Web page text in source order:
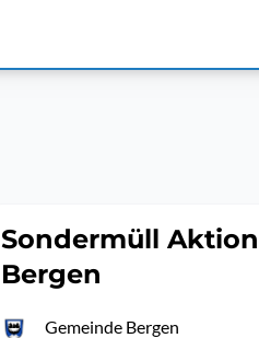
Sondermüll
Bergen
Gemeinde Bergen